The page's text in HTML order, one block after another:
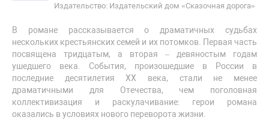
Издательство: Издательский дом «Сказочная дорога»
В романе рассказывается о драматичных судьбах
нескольких крестьянских семей и их потомков. Первая часть
посвящена тридцатым, а вторая – девяностым годам
ушедшего века. События, произошедшие в России в
последние десятилетия XX века, стали не менее
драматичными для Отечества, чем поголовная
коллективизация и раскулачивание: герои романа
оказались в условиях нового переворота жизни.